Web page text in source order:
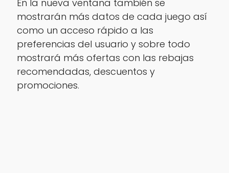
En la nueva ventana también se
mostrarán más datos de cada juego así
como un acceso rápido a las
preferencias del usuario y sobre todo
mostrará más ofertas con las rebajas
recomendadas, descuentos y
promociones.